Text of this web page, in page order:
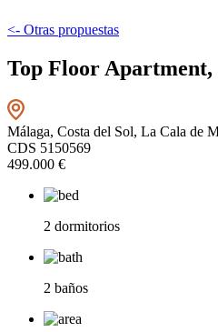
<- Otras propuestas
Top Floor
Málaga, Costa del Sol, La Cala de
CDS 5150569
499.000 €
2 dormitorios
2 baños